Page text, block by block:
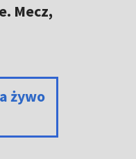
Mecz,
żywo